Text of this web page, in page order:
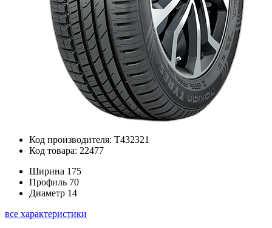
Код производителя: T432321
Код товара: 22477
Ширина 175
Профиль 70
Диаметр 14
все характеристики